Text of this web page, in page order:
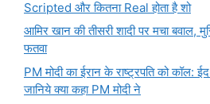
Scripted और कितना Real होता है शो
आमिर खान की तीसरी शादी पर मचा बवाल,
फतवा
PM मोदी का ईरान के राष्ट्रपति को कॉल:
जानिये क्या कहा PM मोदी ने